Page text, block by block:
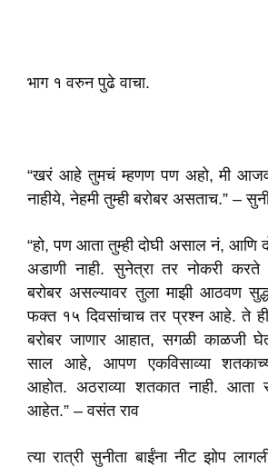
भाग १ वरुन पुढे वाचा.
“खरं आहे तुमचं म्हणण पण अहो, मी
नाहीये, नेहमी तुम्ही बरोबर असताच.” –
“हो, पण आता तुम्ही दोघी असाल नं, आणि
अडाणी नाही. सुनेत्रा तर नोकरी
बरोबर असल्यावर तुला माझी आठवण
फक्त १५ दिवसांचाच तर प्रश्न आहे. ते
बरोबर जाणार आहात, सगळी काळजी
साल आहे, आपण एकविसाव्या
आहोत. अठराव्या शतकात नाही. आता
आहेत.” – वसंत राव
त्या रात्री सुनीता बाईंना नीट झोप